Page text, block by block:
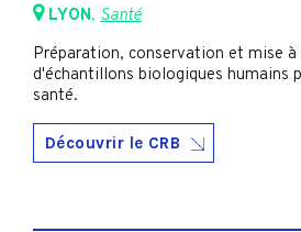
LYON, Santé
Préparation, conservation et mise
d'échantillons biologiques humains
santé.
Découvrir le CRB